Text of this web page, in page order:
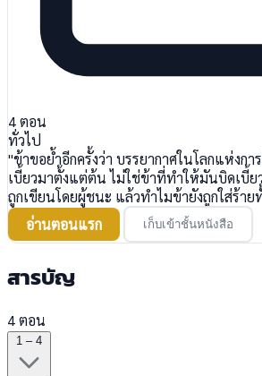
4ตอน
ทั่วไป
"ข้าขอย้ำอีกครั้งว่า บรรยากาศในโลกแห่งก
เบี้ยวมาตั้งแต่ต้น ไม่ใช่ข้าที่ทำให้มันบิดเบี้ย
ถูกเขียนโดยผู้ชนะ แล้วทำไมข้ายังถูกใส่ร้า
อ่านตอนแรก
เก็บเข้าชั้นหนังสือ
สารบัญ
4 ตอน
1 – 4